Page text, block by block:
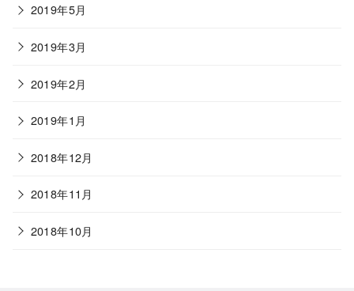
2019年5月
2019年3月
2019年2月
2019年1月
2018年12月
2018年11月
2018年10月